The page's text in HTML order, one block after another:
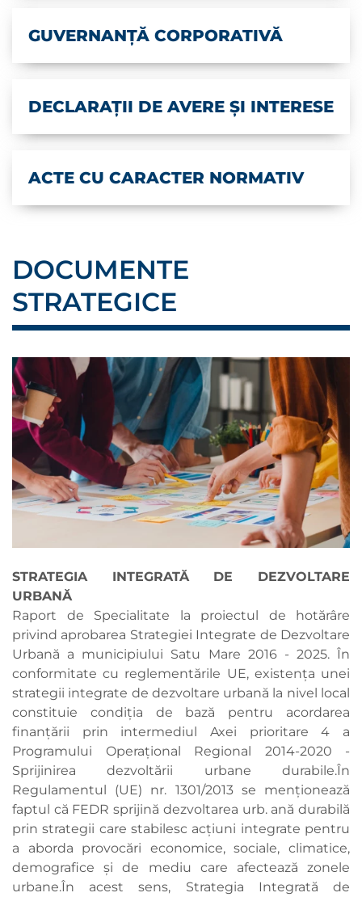
GUVERNANȚĂ CORPORATIVĂ
DECLARAȚII DE AVERE ȘI INTERESE
ACTE CU CARACTER NORMATIV
DOCUMENTE
STRATEGICE
STRATEGIA INTEGRATĂ DE DEZVOLTARE
URBANĂ
Raport de Specialitate la proiectul de hotărâre
privind aprobarea Strategiei Integrate de Dezvoltare
Urbană a municipiului Satu Mare 2016 - 2025. În
conformitate cu reglementările UE, existenţa unei
strategii integrate de dezvoltare urbană la nivel local
constituie condiţia de bază pentru acordarea
finanţării prin intermediul Axei prioritare 4 a
Programului Operaţional Regional 2014-2020 -
Sprijinirea dezvoltării urbane durabile.În
Regulamentul (UE) nr. 1301/2013 se menţionează
faptul că FEDR sprijină dezvoltarea urb. ană durabilă
prin strategii care stabilesc acţiuni integrate pentru
a aborda provocări economice, sociale, climatice,
demografice şi de mediu care afectează zonele
urbane.În acest sens, Strategia Integrată de